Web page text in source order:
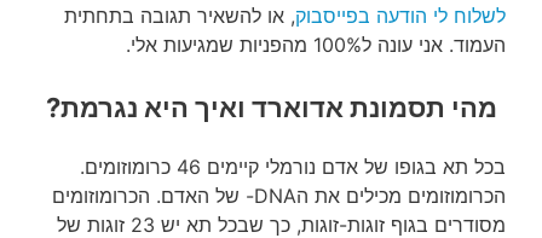
לשלוח לי הודעה בפייסבוק, או להשאיר תגובה בתחתית
העמוד. אני עונה ל100% מהפניות שמגיעות אלי.
מהי תסמונת אדוארד ואיך היא נגרמת?
בכל תא בגופו של אדם נורמלי קיימים 46 כרומוזומים.
הכרומוזומים מכילים את הDNA- של האדם. הכרומוזומים
מסודרים בגוף זוגות-זוגות, כך שבכל תא יש 23 זוגות של